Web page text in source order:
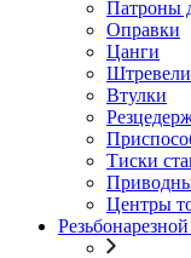
Патроны
Оправки
Цанги
Штревели
Втулки
Тиски
Центры